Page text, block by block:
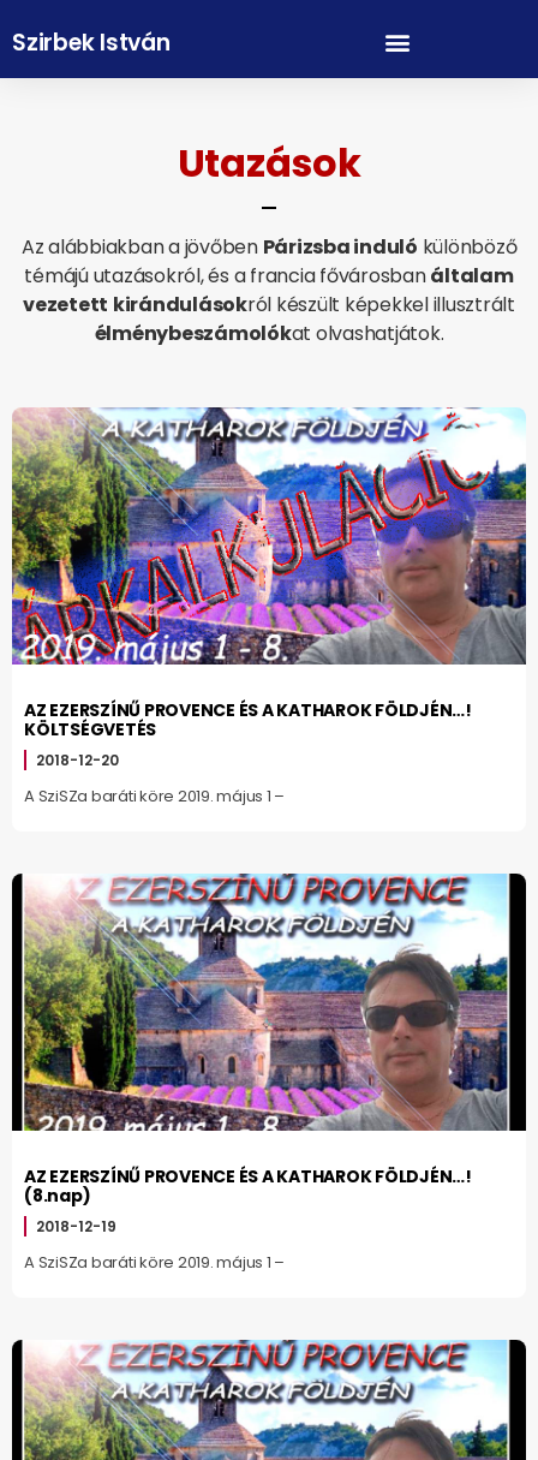
Szirbek István
Utazások
Az alábbiakban a jövőben Párizsba induló különböző
témájú utazásokról, és a francia fővárosbanáltalam
vezetett kirándulásokról készült képekkel illusztrált
élménybeszámolókat olvashatjátok.
AZ EZERSZÍNŰ PROVENCE ÉS A KATHAROK FÖLDJÉN…!
KÖLTSÉGVETÉS
2018-12-20
A SziSZa baráti köre 2019. május 1 –
AZ EZERSZÍNŰ PROVENCE ÉS A KATHAROK FÖLDJÉN…!
(8.nap)
2018-12-19
A SziSZa baráti köre 2019. május 1 –